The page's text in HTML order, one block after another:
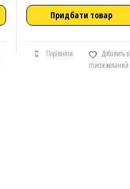
Придбати товар
Порівняти
Добавить в
список желаний